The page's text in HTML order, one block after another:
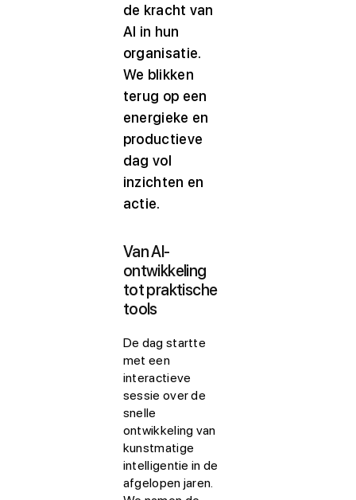
de kracht van
AI in hun
organisatie.
We blikken
terug op een
energieke en
productieve
dag vol
inzichten en
actie.
Van AI-
ontwikkeling
tot praktische
tools
De dag startte
met een
interactieve
sessie over de
snelle
ontwikkeling van
kunstmatige
intelligentie in de
afgelopen jaren.